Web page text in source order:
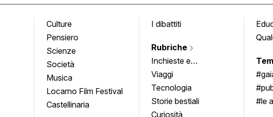
Culture
Pensiero
Scienze
Società
Musica
Locarno Film Festival
Castellinaria
I dibattiti
Rubriche
Inchieste e
approfondimenti
Viaggi
Tecnologia
Storie bestiali
Curiosità
#le